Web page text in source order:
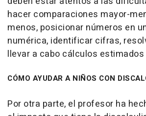
hacer comparaciones mayor-
menos, posicionar números en
numérica, identificar cifras,
llevar a cabo cálculos
CÓMO AYUDAR A NIÑOS CON
Por otra parte, el profesor ha